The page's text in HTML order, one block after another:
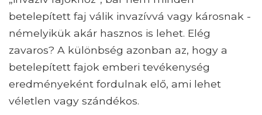
betelepített faj válik invazívvá vagy károsnak -
némelyikük akár hasznos is lehet. Elég
zavaros? A különbség azonban az, hogy a
betelepített fajok emberi tevékenység
eredményeként fordulnak elő, ami lehet
véletlen vagy szándékos.